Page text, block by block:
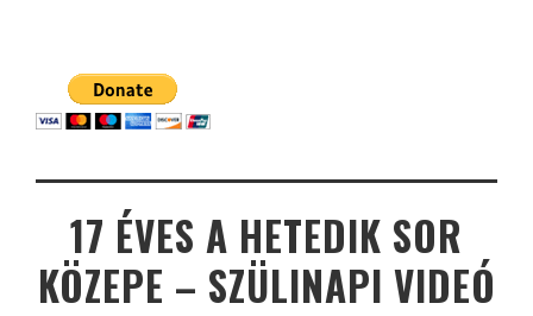
17 ÉVES A HETEDIK SOR
KÖZEPE – SZÜLINAPI VIDEÓ